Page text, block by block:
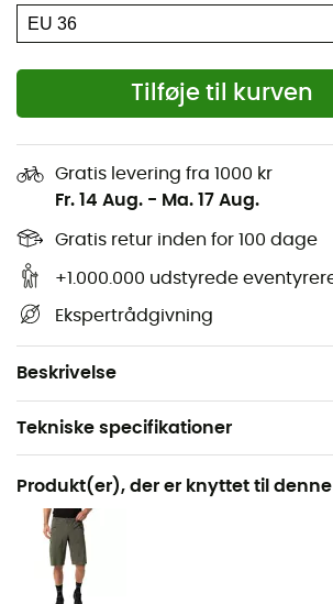
Tilføje til kurven
Gratis levering fra 1000 kr
Fr. 14 Aug. - Ma. 17 Aug.
Gratis retur inden for 100 dage
+1.000.000 udstyrede
Ekspertrådgivning
Beskrivelse
Materialer: 100 % polyamid
Standard pasform
Isolering: polstring 60 g/m²
Forformede ærmer
Foret front og skuldre
1 sidelomme med usynlig lynlås
Frontlynlås med indvendig flap
Vægt: 144 g
Tekniske specifikationer
Anbefales til
Mountainbike
Dame
Produkt(er), der er knyttet til